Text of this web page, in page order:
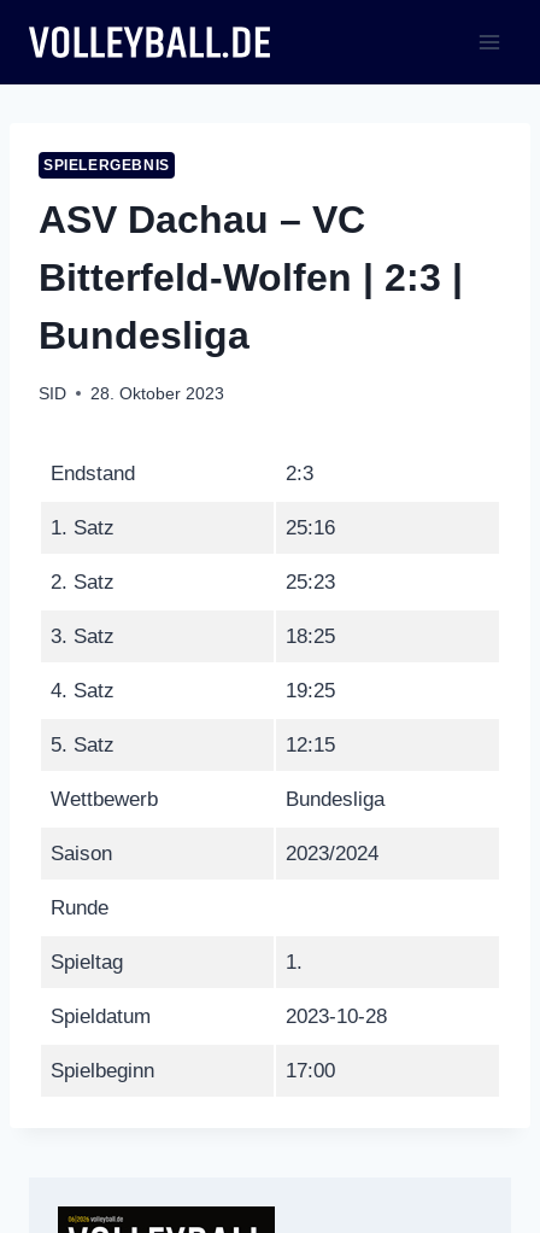
Inhalt
springen
SPIELERGEBNIS
ASV Dachau – VC
Bitterfeld-Wolfen | 2:3 |
Bundesliga
SID 28. Oktober 2023
Endstand 2:3
1. Satz 25:16
2. Satz 25:23
3. Satz 18:25
4. Satz 19:25
5. Satz 12:15
Wettbewerb Bundesliga
Saison 2023/2024
Runde
Spieltag 1.
Spieldatum 2023-10-28
Spielbeginn 17:00